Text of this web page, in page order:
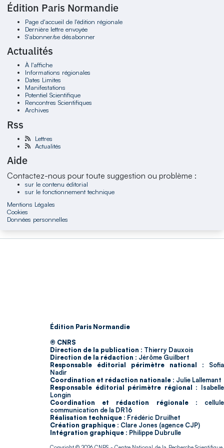
Édition Paris Normandie
Page d'accueil de l'édition régionale
Dernière lettre envoyée
S'abonner/se désabonner
Actualités
À l'affiche
Informations régionales
Dates Limites
Manifestations
Potentiel Scientifique
Rencontres Scientifiques
Archives
Rss
Lettres
Actualités
Aide
Contactez-nous pour toute suggestion ou problème :
sur le contenu éditorial
sur le fonctionnement technique
Mentions Légales
Cookies
Données personnelles
Édition Paris Normandie
© CNRS
Direction de la publication : Thierry Dauxois
Direction de la rédaction : Jérôme Guilbert
Responsable éditorial périmètre national : Sofia
Nadir
Coordination et rédaction nationale : Julie Lallemant
Responsable éditorial périmètre régional : Isabelle
Longin
Coordination et rédaction régionale : cellule
communication de la DR16
Réalisation technique : Frédéric Druilhet
Création graphique : Clare Jones (agence CJP)
Intégration graphique : Philippe Dubrulle